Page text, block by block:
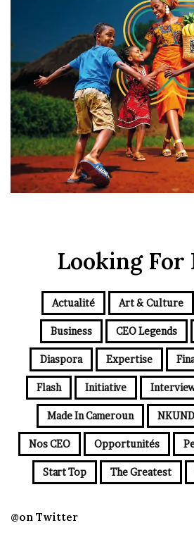
Looking For
Actualité Art & Culture
Business CEO Legends
Diaspora Expertise
Flash Initiative
Made In Cameroun
Nos CEO Opportunités
Start Top The Greatest
@on Twitter